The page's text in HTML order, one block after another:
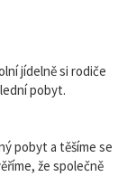
jídelně si rodiče
pobyt.
pobyt a těšíme se
že společně